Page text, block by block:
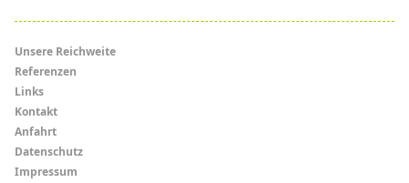
Menü
Links
Unsere Reichweite
Referenzen
Links
Kontakt
Anfahrt
Datenschutz
Impressum